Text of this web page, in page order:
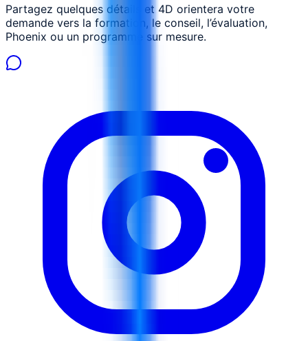
Partagez quelques détails et 4D orientera votre
demande vers la formation, le conseil, l’évaluation,
Phoenix ou un programme sur mesure.